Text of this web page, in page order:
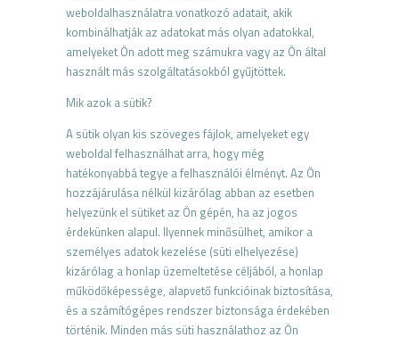
weboldalhasználatra vonatkozó adatait, akik
kombinálhatják az adatokat más olyan adatokkal,
amelyeket Ön adott meg számukra vagy az Ön által
használt más szolgáltatásokból gyűjtöttek.
Mik azok a sütik?
A sütik olyan kis szöveges fájlok, amelyeket egy
weboldal felhasználhat arra, hogy még
hatékonyabbá tegye a felhasználói élményt. Az Ön
hozzájárulása nélkül kizárólag abban az esetben
helyezünk el sütiket az Ön gépén, ha az jogos
érdekünken alapul. Ilyennek minősülhet, amikor a
személyes adatok kezelése (süti elhelyezése)
kizárólag a honlap üzemeltetése céljából, a honlap
működőképessége, alapvető funkcióinak biztosítása,
és a számítógépes rendszer biztonsága érdekében
történik. Minden más süti használathoz az Ön